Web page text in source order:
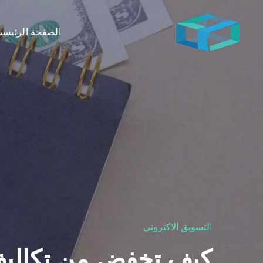
الصفحة
التسويق الاكتروني